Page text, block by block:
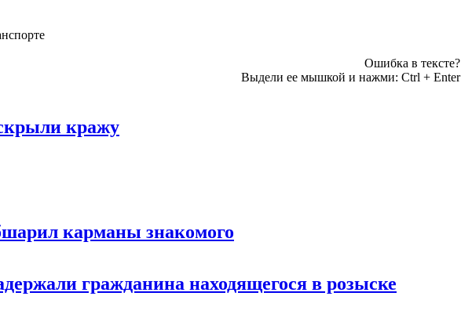
Ошибка в тексте?
Выдели ее мышкой и нажми: Ctrl + Enter
кражу
карманы знакомого
гражданина находящегося в розыске